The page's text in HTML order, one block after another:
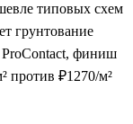
типовых схем
грунтование
ProContact, финиш
против ₽1270/м²